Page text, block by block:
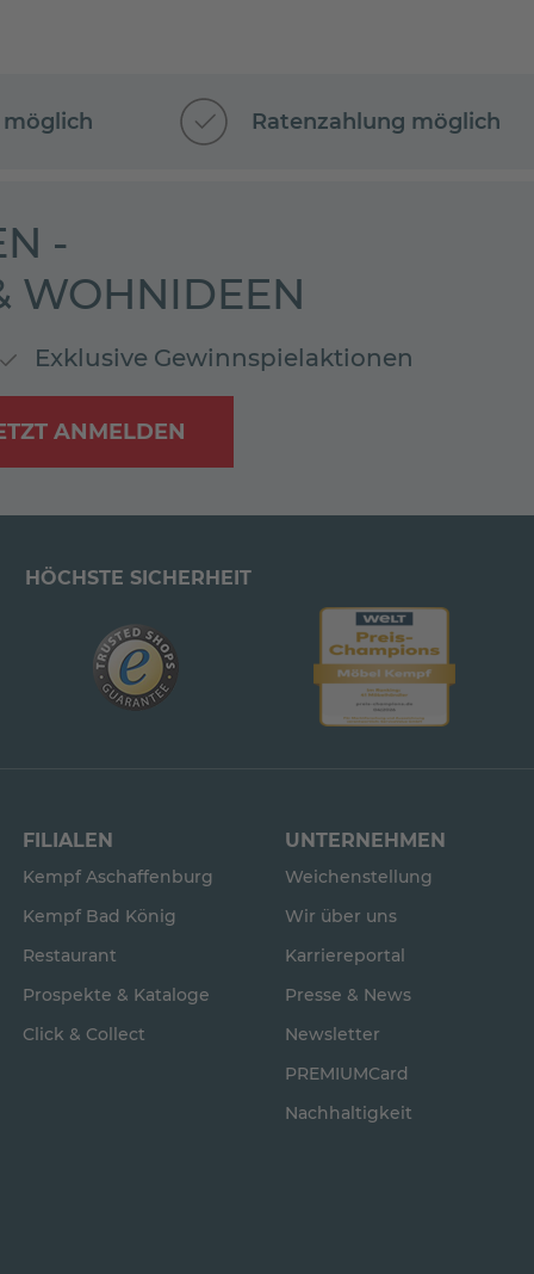
möglich Ratenzahlung möglich
-
WOHNIDEEN
Exklusive Gewinnspielaktionen
ANMELDEN
HÖCHSTE SICHERHEIT
FILIALEN
Kempf Aschaffenburg
Kempf Bad König
Restaurant
Prospekte & Kataloge
Click & Collect
UNTERNEHMEN
Weichenstellung
Wir über uns
Karriereportal
Presse & News
Newsletter
PREMIUMCard
Nachhaltigkeit